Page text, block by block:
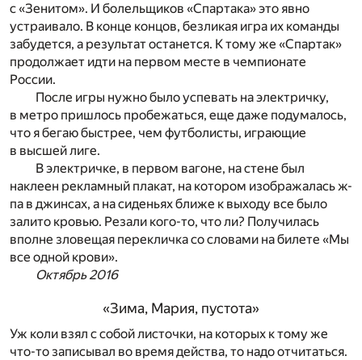
с «Зенитом». И болельщиков «Спартака» это явно
устраивало. В конце концов, безликая игра их команды
забудется, а результат останется. К тому же «Спартак»
продолжает идти на первом месте в чемпионате
России.
После игры нужно было успевать на электричку,
в метро пришлось пробежаться, еще даже подумалось,
что я бегаю быстрее, чем футболисты, играющие
в высшей лиге.
В электричке, в первом вагоне, на стене был
наклеен рекламный плакат, на котором изображалась ж-
па в джинсах, а на сиденьях ближе к выходу все было
залито кровью. Резали кого-то, что ли? Получилась
вполне зловещая перекличка со словами на билете «Мы
все одной крови».
Октябрь 2016
«Зима, Мария, пустота»
Уж коли взял с собой листочки, на которых к тому же
что-то записывал во время действа, то надо отчитаться.